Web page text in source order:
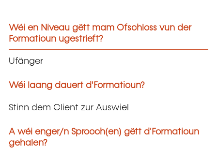
Wéi en Niveau gëtt mam Ofschloss vun der
Formatioun ugestrieft?
Ufänger
Wéi laang dauert d'Formatioun?
Stinn dem Client zur Auswiel
A wéi enger/n Sprooch(en) gëtt d'Formatioun
gehalen?